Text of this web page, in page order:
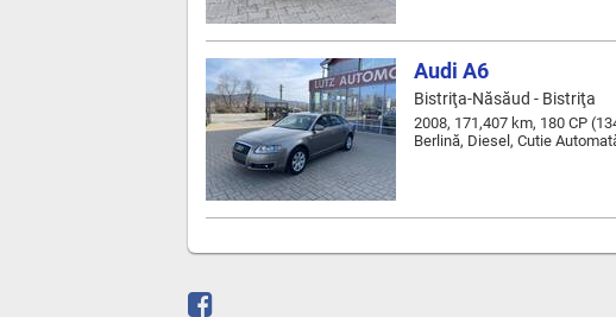
Audi A6
Bistriţa-Năsăud - Bistriţa
2008, 171,407 km, 180 CP
Berlină, Diesel, Cutie